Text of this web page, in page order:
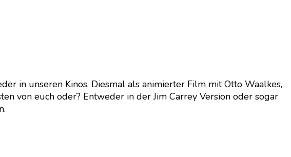
in unseren Kinos. Diesmal als animierter Film mit Otto Waalkes,
von euch oder? Entweder in der Jim Carrey Version oder sogar